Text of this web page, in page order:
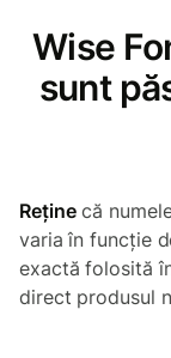
Wise
sunt
Reținecă
varia în funcție
exactă folosită
direct produsul